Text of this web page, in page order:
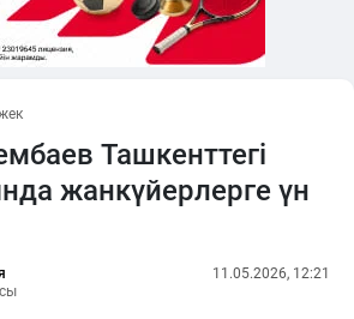
Ташкенттегі
жанкүйерлерге үн
11.05.2026, 12:21